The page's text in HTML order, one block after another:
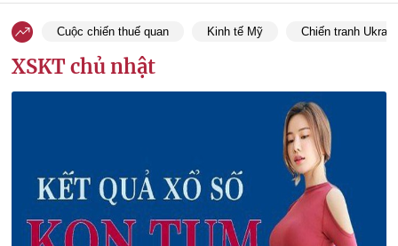
Cuộc chiến thuế quan Kinh tế Mỹ Chiến tranh
XSKT chủ nhật